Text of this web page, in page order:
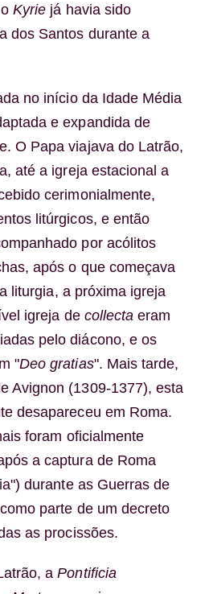
oKyrie já havia sido
dos Santos durante a
no início da Idade Média
e expandida de
O Papa viajava do Latrão,
até a igreja estacional a
cerimonialmente,
litúrgicos, e então
por acólitos
após o que começava
liturgia, a próxima igreja
igreja de collecta eram
pelo diácono, e os
"Deo gratias". Mais tarde,
Avignon (1309-1377), esta
desapareceu em Roma.
foram oficialmente
a captura de Roma
durante as Guerras de
parte de um decreto
as procissões.
aPontificia